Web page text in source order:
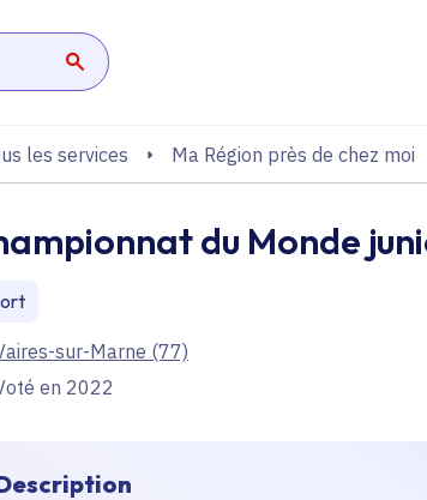
Lancer la recherche
les services Ma Région près de chez moi
du Monde
sur-Marne (77)
en 2022